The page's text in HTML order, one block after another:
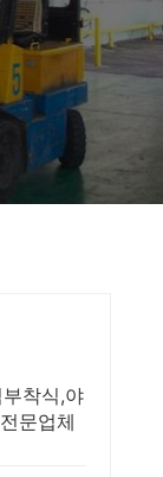
착식,야
문업체